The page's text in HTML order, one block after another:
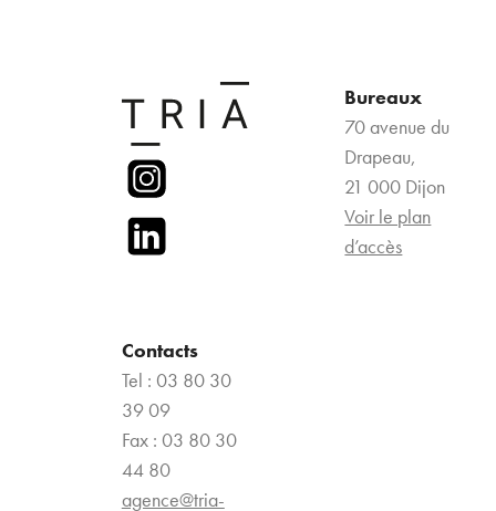
Bureaux
70 avenue du
Drapeau,
21 000 Dijon
Voir le plan
d’accès
Contacts
Tel : 03 80 30
39 09
Fax : 03 80 30
44 80
agence@tria-